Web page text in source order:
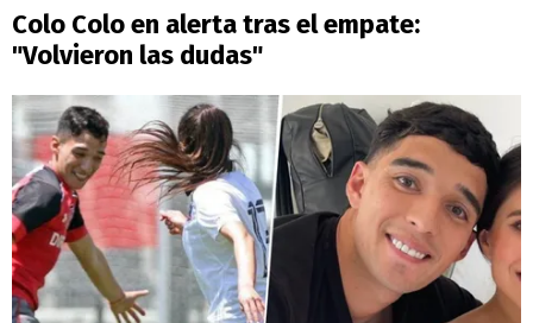
Colo Colo en alerta tras el empate:
"Volvieron las dudas"